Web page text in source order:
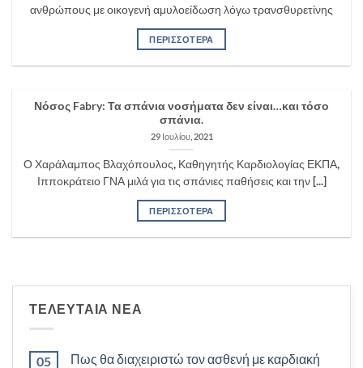
ανθρώπους με οικογενή αμυλοείδωση λόγω τρανσθυρετίνης
ΠΕΡΙΣΣΟΤΕΡΑ
Νόσος Fabry: Τα σπάνια νοσήματα δεν είναι…και τόσο
σπάνια.
29 Ιουλίου, 2021
Ο Χαράλαμπος Βλαχόπουλος, Καθηγητής Καρδιολογίας ΕΚΠΑ,
Ιπποκράτειο ΓΝΑ μιλά για τις σπάνιες παθήσεις και την [...]
ΠΕΡΙΣΣΟΤΕΡΑ
ΤΕΛΕΥΤΑΙΑ ΝΕΑ
05
Πως θα διαχειριστώ τον ασθενή με καρδιακή